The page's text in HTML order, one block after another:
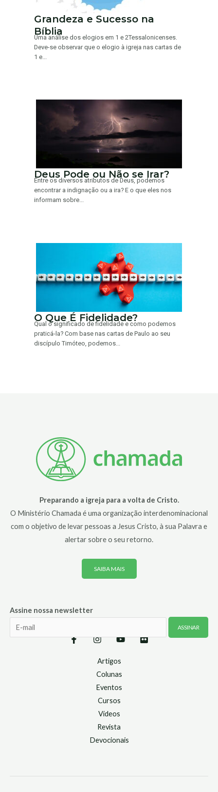
Grandeza e Sucesso na
Bíblia
Uma análise dos elogios em 1 e 2Tessalonicenses.
Deve-se observar que o elogio à igreja nas cartas de
1 e...
Deus Pode ou Não se Irar?
Entre os diversos atributos de Deus, podemos
encontrar a indignação ou a ira? E o que eles nos
informam sobre...
O Que É Fidelidade?
Qual o significado de fidelidade e como podemos
praticá-la? Com base nas cartas de Paulo ao seu
discípulo Timóteo, podemos...
Preparando a igreja para a volta de Cristo.
O Ministério Chamada é uma organização interdenominacional
com o objetivo de levar pessoas a Jesus Cristo, à sua Palavra e
alertar sobre o seu retorno.
SAIBA MAIS
Assine nossa newsletter
Artigos
Colunas
Eventos
Cursos
Vídeos
Revista
Devocionais